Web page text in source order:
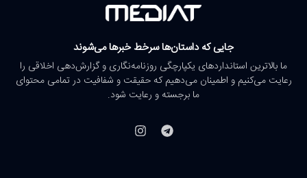
جایی که داستان‌ها سرخط خبرها می‌شوند
ما بالاترین استانداردهای یکپارچگی روزنامه‌نگاری و گزارش‌دهی اخلاقی را
رعایت می‌کنیم و اطمینان می‌دهیم که حقیقت و شفافیت در تمامی محتوای
ما برجسته و رعایت شود.